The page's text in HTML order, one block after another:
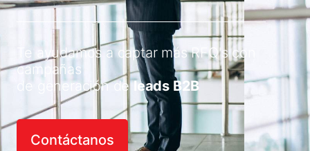
Te ayudamos a captar más RFQ's con
campañas
de generación deleads B2B
Contáctanos